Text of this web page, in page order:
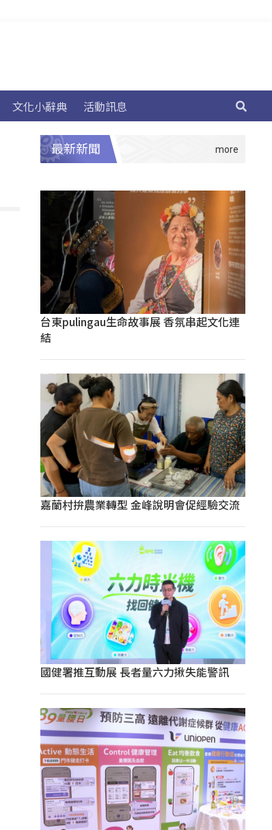
文化小辭典 活動訊息
最新新聞
台東pulingau生命故事展 香氛串起文化連
結
嘉蘭村拚農業轉型 金峰說明會促經驗交流
國健署推互動展 長者量六力揪失能警訊